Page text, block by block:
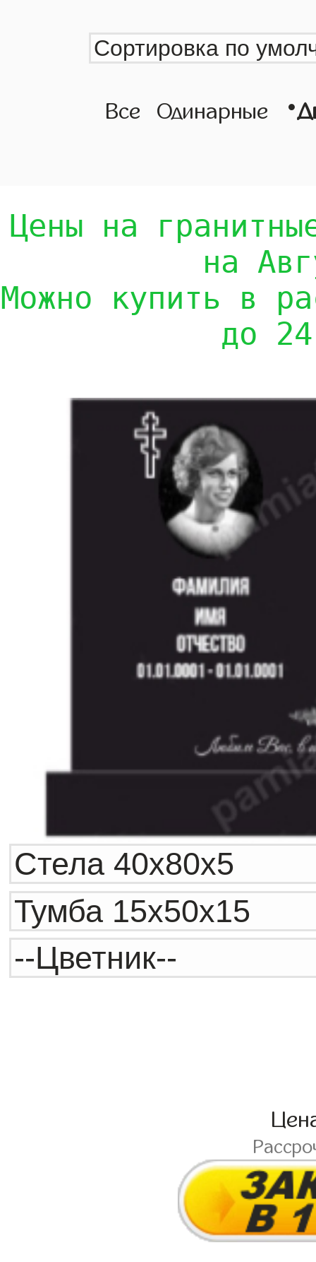
Все Одинарные •
Цены на
на
Можно купить в
до